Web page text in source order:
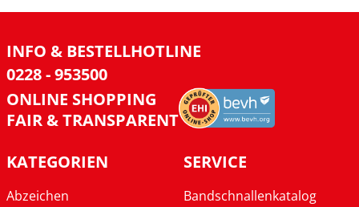
INFO & BESTELLHOTLINE
0228 - 953500
ONLINE SHOPPING
FAIR & TRANSPARENT
KATEGORIEN
Abzeichen
SERVICE
Bandschnallenkatalog